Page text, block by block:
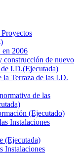
en 2006
construcción de nuevo
I.D.(Ejecutada)
la Terraza de las I.D.
de las
(Ejecutado)
Instalaciones
(Ejecutada)
Instalaciones